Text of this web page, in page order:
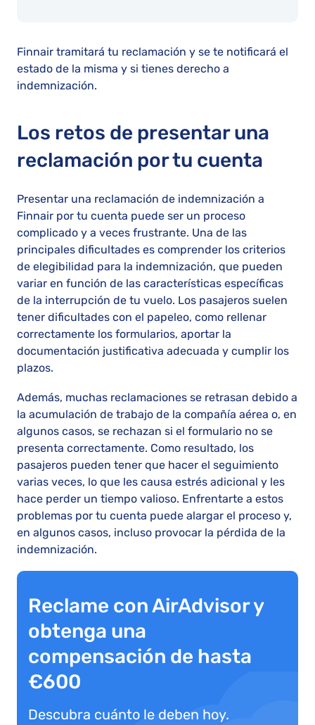
Finnair tramitará tu reclamación y se te notificará el
estado de la misma y si tienes derecho a
indemnización.
Los retos de presentar una
reclamación por tu cuenta
Presentar una reclamación de indemnización a
Finnair por tu cuenta puede ser un proceso
complicado y a veces frustrante. Una de las
principales dificultades es comprender los criterios
de elegibilidad para la indemnización, que pueden
variar en función de las características específicas
de la interrupción de tu vuelo. Los pasajeros suelen
tener dificultades con el papeleo, como rellenar
correctamente los formularios, aportar la
documentación justificativa adecuada y cumplir los
plazos.
Además, muchas reclamaciones se retrasan debido a
la acumulación de trabajo de la compañía aérea o, en
algunos casos, se rechazan si el formulario no se
presenta correctamente. Como resultado, los
pasajeros pueden tener que hacer el seguimiento
varias veces, lo que les causa estrés adicional y les
hace perder un tiempo valioso. Enfrentarte a estos
problemas por tu cuenta puede alargar el proceso y,
en algunos casos, incluso provocar la pérdida de la
indemnización.
Reclame con AirAdvisor y
obtenga una
compensación de hasta
€600
Descubra cuánto le deben hoy.